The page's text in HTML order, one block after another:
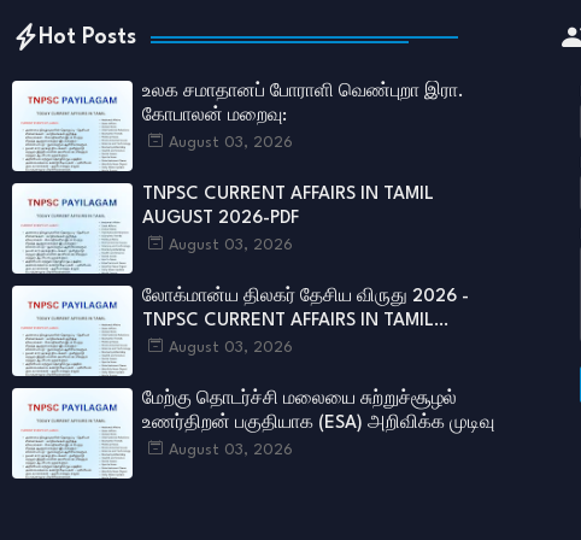
Hot Posts
உலக சமாதானப் போராளி வெண்புறா இரா.
கோபாலன் மறைவு:
August 03, 2026
TNPSC CURRENT AFFAIRS IN TAMIL
AUGUST 2026-PDF
August 03, 2026
லோக்மான்ய திலகர் தேசிய விருது 2026 -
TNPSC CURRENT AFFAIRS IN TAMIL
AUGUST 2026
August 03, 2026
மேற்கு தொடர்ச்சி மலையை சுற்றுச்சூழல்
உணர்திறன் பகுதியாக (ESA) அறிவிக்க முடிவு
August 03, 2026